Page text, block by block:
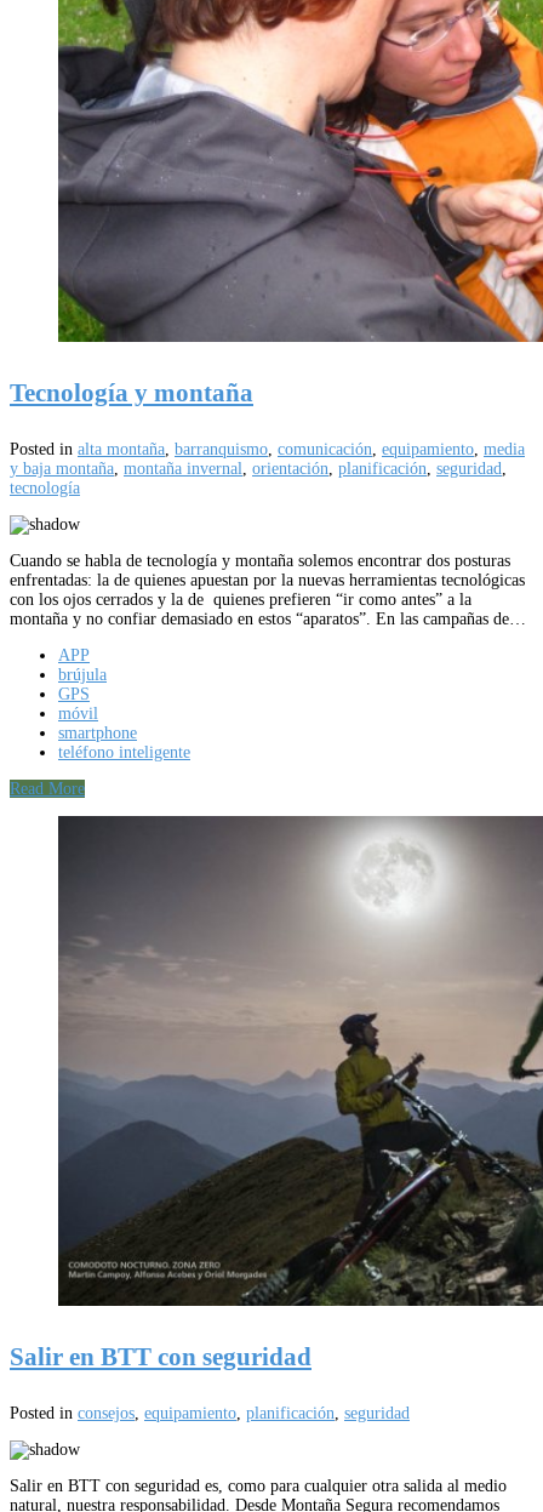
Tecnología y montaña
Posted in alta montaña, barranquismo, comunicación, equipamiento, media
y baja montaña, montaña invernal, orientación, planificación, seguridad,
tecnología
Cuando se habla de tecnología y montaña solemos encontrar dos posturas
enfrentadas: la de quienes apuestan por la nuevas herramientas tecnológicas
con los ojos cerrados y la de quienes prefieren “ir como antes” a la
montaña y no confiar demasiado en estos “aparatos”. En las campañas de…
APP
brújula
GPS
móvil
smartphone
teléfono inteligente
Read More
Salir en BTT con seguridad
Posted in consejos, equipamiento, planificación, seguridad
Salir en BTT con seguridad es, como para cualquier otra salida al medio
natural, nuestra responsabilidad. Desde Montaña Segura recomendamos